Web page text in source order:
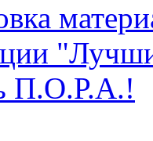
П.О.Р.А.!